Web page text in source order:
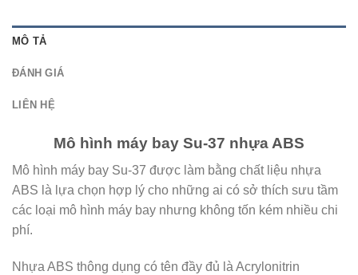
MÔ TẢ
ĐÁNH GIÁ
LIÊN HỆ
Mô hình máy bay Su-37 nhựa ABS
Mô hình máy bay Su-37 được làm bằng chất liệu nhựa
ABS là lựa chọn hợp lý cho những ai có sở thích sưu tầm
các loại mô hình máy bay nhưng không tốn kém nhiều chi
phí.
Nhựa ABS thông dụng có tên đầy đủ là Acrylonitrin